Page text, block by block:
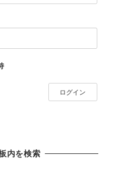
ログイン
内を検索